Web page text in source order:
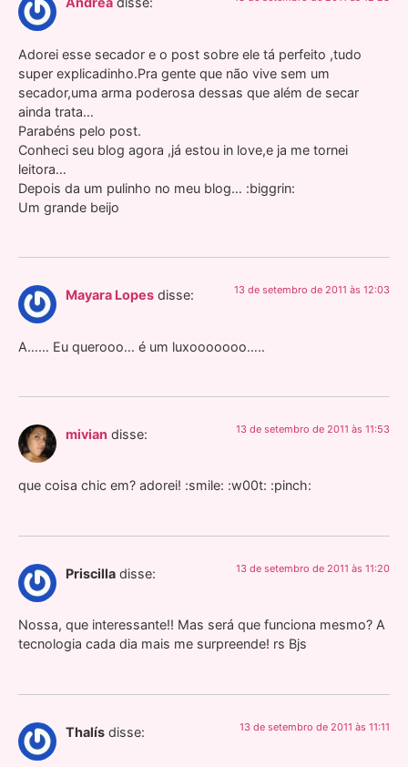
Adorei esse secador e o post sobre ele tá perfeito ,tudo
super explicadinho.Pra gente que não vive sem um
secador,uma arma poderosa dessas que além de secar
ainda trata…
Parabéns pelo post.
Conheci seu blog agora ,já estou in love,e ja me tornei
leitora…
Depois da um pulinho no meu blog… :biggrin:
Um grande beijo
Mayara Lopes disse: 13 de setembro de 2011 às 12:03
A…… Eu querooo… é um luxooooooo…..
mivian disse: 13 de setembro de 2011 às 11:53
que coisa chic em? adorei! :smile: :w00t: :pinch:
Priscilla disse: 13 de setembro de 2011 às 11:20
Nossa, que interessante!! Mas será que funciona mesmo? A
tecnologia cada dia mais me surpreende! rs Bjs
Thalís disse: 13 de setembro de 2011 às 11:11